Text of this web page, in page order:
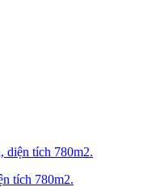
diện tích 780m2.